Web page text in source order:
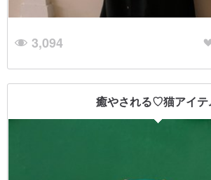
3,094
癒やされる♡猫アイテ